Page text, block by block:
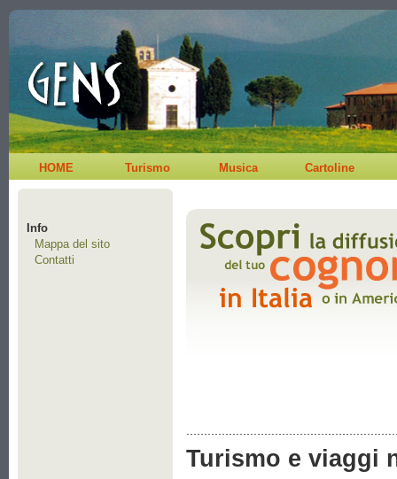
HOME Turismo Musica Cartoline
Info
Mappa del sito
Contatti
Turismo e viaggi